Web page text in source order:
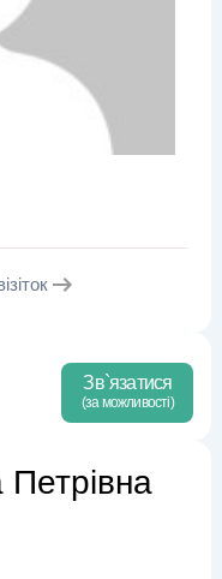
Зв`язатися
(за можливості)